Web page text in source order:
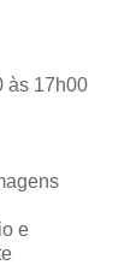
às 17h00
e